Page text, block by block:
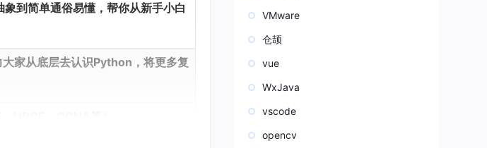
到简单通俗易懂，帮你从新手小白
家从底层去认识Python，将更多复
VMware
仓颉
vue
WxJava
vscode
opencv